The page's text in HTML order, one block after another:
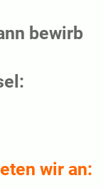
bewirb
wir an: